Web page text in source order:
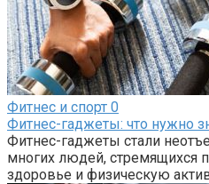
Фитнес и спорт 0
Фитнес-гаджеты: что нужно
Фитнес-гаджеты стали
многих людей, стремящихся
здоровье и физическую